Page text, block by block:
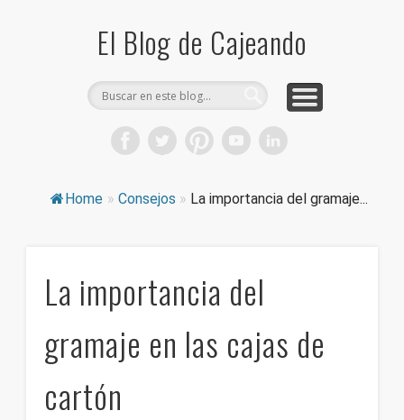
El Blog de Cajeando
Home » Consejos » La importancia del gramaje...
La importancia del
gramaje en las cajas de
cartón